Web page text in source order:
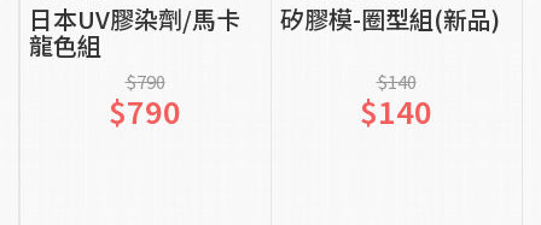
日本UV膠染劑/馬卡
龍色組
$790
$790
矽膠模-圈型組(新品)
$140
$140